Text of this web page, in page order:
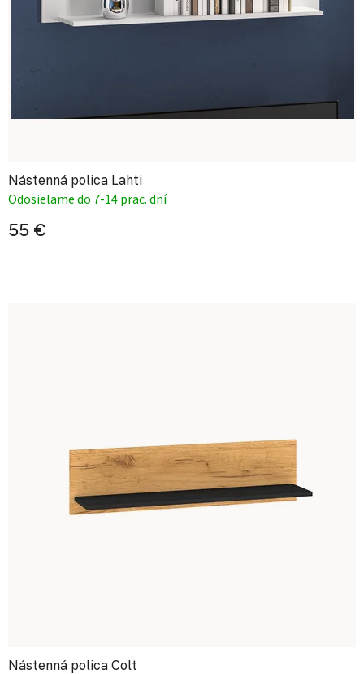
Nástenná polica Lahti
Odosielame do 7-14 prac. dní
55 €
Nástenná polica Colt